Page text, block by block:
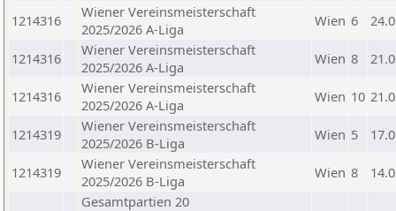
1214316
Wiener Vereinsmeisterschaft
2025/2026 A-Liga
Wien 6
1214316
Wiener Vereinsmeisterschaft
2025/2026 A-Liga
Wien 8
1214316
Wiener Vereinsmeisterschaft
2025/2026 A-Liga
Wien 10
1214319
Wiener Vereinsmeisterschaft
2025/2026 B-Liga
Wien 5
1214319
Wiener Vereinsmeisterschaft
2025/2026 B-Liga
Wien 8
Gesamtpartien 20